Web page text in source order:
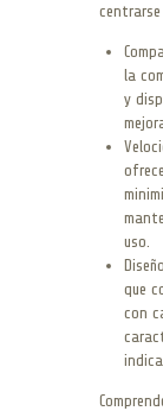
la
y
uso.
que
con